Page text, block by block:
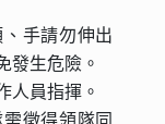
手請勿伸出
發生危險。
人員指揮。
徵得領隊同